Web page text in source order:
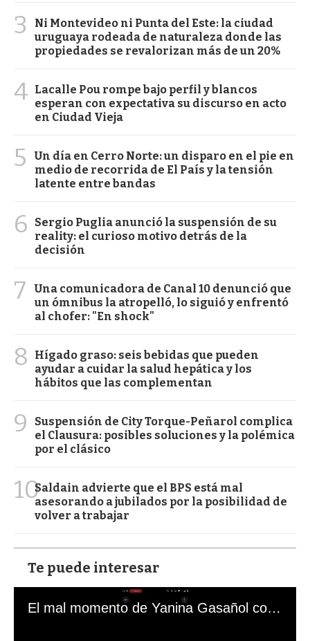
3
Ni Montevideo ni Punta del Este: la ciudad
uruguaya rodeada de naturaleza donde las
propiedades se revalorizan más de un 20%
4 Lacalle Pou rompe bajo perfil y blancos
esperan con expectativa su discurso en acto
en Ciudad Vieja
5
Un día en Cerro Norte: un disparo en el pie en
medio de recorrida de El País y la tensión
latente entre bandas
6
Sergio Puglia anunció la suspensión de su
reality: el curioso motivo detrás de la
decisión
7
Una comunicadora de Canal 10 denunció que
un ómnibus la atropelló, lo siguió y enfrentó
al chofer: "En shock"
8
Hígado graso: seis bebidas que pueden
ayudar a cuidar la salud hepática y los
hábitos que las complementan
9
Suspensión de City Torque-Peñarol complica
el Clausura: posibles soluciones y la polémica
por el clásico
10Saldain advierte que el BPS está mal
asesorando a jubilados por la posibilidad de
volver a trabajar
Te puede interesar
El mal momento de Yanina Gasañol con un hincha argentino en "Subrayado"